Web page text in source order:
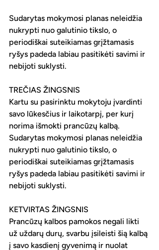
Sudarytas mokymosi planas neleidžia
nukrypti nuo galutinio tikslo, o
periodiškai suteikiamas grįžtamasis
ryšys padeda labiau pasitikėti savimi ir
nebijoti suklysti.
TREČIAS ŽINGSNIS
Kartu su pasirinktu mokytoju įvardinti
savo lūkesčius ir laikotarpį, per kurį
norima išmokti prancūzų kalbą.
Sudarytas mokymosi planas neleidžia
nukrypti nuo galutinio tikslo, o
periodiškai suteikiamas grįžtamasis
ryšys padeda labiau pasitikėti savimi ir
nebijoti suklysti.
KETVIRTAS ŽINGSNIS
Prancūzų kalbos pamokos negali likti
už uždarų durų, svarbu įsileisti šią kalbą
į savo kasdienį gyvenimą ir nuolat